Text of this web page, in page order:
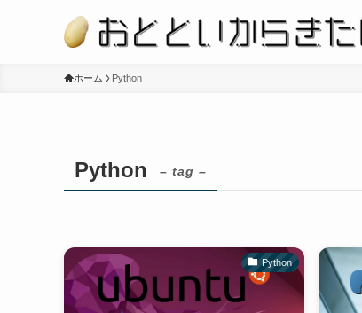
ホーム Python
Python – tag –
Python